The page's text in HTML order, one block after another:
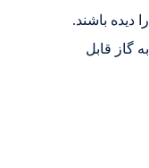
دیده باشند.
گاز قابل